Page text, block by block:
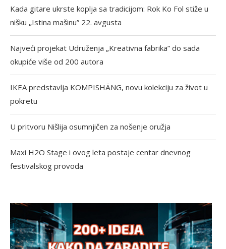
Kada gitare ukrste koplja sa tradicijom: Rok Ko Fol stiže u
nišku „Istina mašinu” 22. avgusta
Najveći projekat Udruženja „Kreativna fabrika” do sada
okupiće više od 200 autora
IKEA predstavlja KOMPISHÄNG, novu kolekciju za život u
pokretu
U pritvoru Nišlija osumnjičen za nošenje oružja
Maxi H2O Stage i ovog leta postaje centar dnevnog
festivalskog provoda